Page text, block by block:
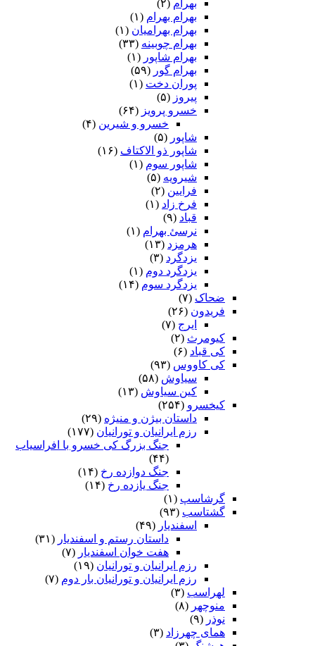
بهرام (۲)
بهرام بهرام (۱)
بهرام بهرامیان‏ (۱)
بهرام چوبینه (۳۳)
بهرام شاپور (۱)
بهرام گور (۵۹)
پوران دخت (۱)
پیروز (۵)
خسرو پرویز (۶۴)
خسرو و شیرین (۴)
شاپور (۵)
شاپور ذو الاکتاف (۱۶)
شاپور سوم‏ (۱)
شیرویه (۵)
فرایین (۲)
فرخ زاد (۱)
قباد (۹)
نرسئ بهرام‏ (۱)
هرمزد (۱۳)
یزدگرد (۳)
یزدگرد دوم (۱)
یزدگرد سوم (۱۴)
ضحاک (۷)
فریدون (۲۶)
ایرج (۷)
کیومرث (۲)
کی قباد (۶)
کی کاووس (۹۳)
سیاوش (۵۸)
کین سیاوش (۱۳)
کیخسرو (۲۵۴)
داستان بیژن و منیژه (۲۹)
رزم ایرانیان و تورانیان (۱۷۷)
جنگ بزرگ کی خسرو با افراسیاب
(۴۴)
جنگ دوازده رخ (۱۴)
جنگ یازده رخ (۱۴)
گرشاسپ (۱)
گشتاسب (۹۳)
اسفندیار (۴۹)
داستان رستم و اسفندیار (۳۱)
هفت خوان اسفندیار (۷)
رزم ایرانیان و تورانیان (۱۹)
رزم ایرانیان و تورانیان بار دوم (۷)
لهراسب (۳)
منوچهر (۸)
نوذر (۹)
هماى چهرزاد (۳)